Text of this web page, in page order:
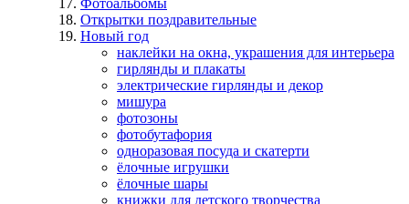
Фотоальбомы
Открытки поздравительные
Новый год
наклейки на окна, украшения для интерьера
гирлянды и плакаты
электрические гирлянды и декор
мишура
фотозоны
фотобутафория
одноразовая посуда и скатерти
ёлочные игрушки
ёлочные шары
книжки для детского творчества